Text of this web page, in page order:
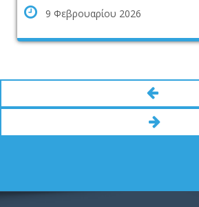
9 Φεβρουαρίου 2026